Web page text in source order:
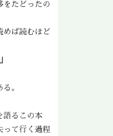
をたどったの
めば読むほど
。
語るこの本
って行く過程